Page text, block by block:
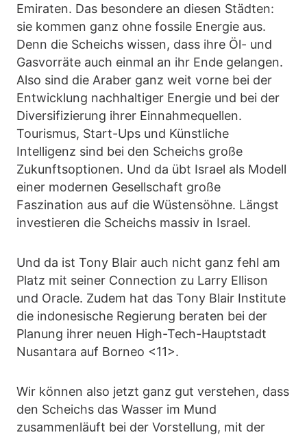
Emiraten. Das besondere an diesen Städten:
sie kommen ganz ohne fossile Energie aus.
Denn die Scheichs wissen, dass ihre Öl- und
Gasvorräte auch einmal an ihr Ende gelangen.
Also sind die Araber ganz weit vorne bei der
Entwicklung nachhaltiger Energie und bei der
Diversifizierung ihrer Einnahmequellen.
Tourismus, Start-Ups und Künstliche
Intelligenz sind bei den Scheichs große
Zukunftsoptionen. Und da übt Israel als Modell
einer modernen Gesellschaft große
Faszination aus auf die Wüstensöhne. Längst
investieren die Scheichs massiv in Israel.
Und da ist Tony Blair auch nicht ganz fehl am
Platz mit seiner Connection zu Larry Ellison
und Oracle. Zudem hat das Tony Blair Institute
die indonesische Regierung beraten bei der
Planung ihrer neuen High-Tech-Hauptstadt
Nusantara auf Borneo <11>.
Wir können also jetzt ganz gut verstehen, dass
den Scheichs das Wasser im Mund
zusammenläuft bei der Vorstellung, mit der